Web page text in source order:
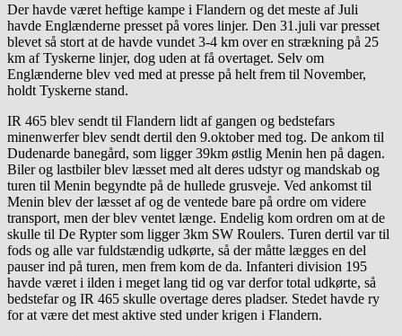
Der havde været heftige kampe i Flandern og det meste af Juli
havde Englænderne presset på vores linjer. Den 31.juli var presset
blevet så stort at de havde vundet 3-4 km over en strækning på 25
km af Tyskerne linjer, dog uden at få overtaget. Selv om
Englænderne blev ved med at presse på helt frem til November,
holdt Tyskerne stand.
IR 465 blev sendt til Flandern lidt af gangen og bedstefars
minenwerfer blev sendt dertil den 9.oktober med tog. De ankom til
Dudenarde banegård, som ligger 39km østlig Menin hen på dagen.
Biler og lastbiler blev læsset med alt deres udstyr og mandskab og
turen til Menin begyndte på de hullede grusveje. Ved ankomst til
Menin blev der læsset af og de ventede bare på ordre om videre
transport, men der blev ventet længe. Endelig kom ordren om at de
skulle til De Rypter som ligger 3km SW Roulers. Turen dertil var til
fods og alle var fuldstændig udkørte, så der måtte lægges en del
pauser ind på turen, men frem kom de da. Infanteri division 195
havde været i ilden i meget lang tid og var derfor total udkørte, så
bedstefar og IR 465 skulle overtage deres pladser. Stedet havde ry
for at være det mest aktive sted under krigen i Flandern.